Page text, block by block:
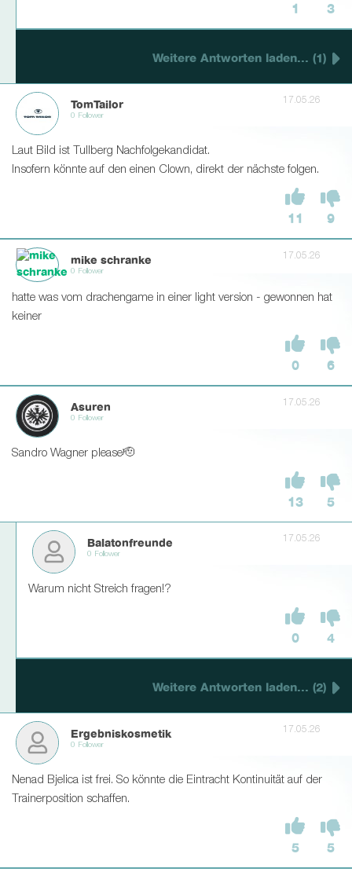
1 3
Weitere Antworten laden... (1)
TomTailor
0 Follower
17.05.26
Laut Bild ist Tullberg Nachfolgekandidat.
Insofern könnte auf den einen Clown, direkt der nächste folgen.
11 9
mike schranke
0 Follower
17.05.26
hatte was vom drachengame in einer light version - gewonnen hat
keiner
0 6
Asuren
0 Follower
17.05.26
Sandro Wagner please🫡
13 5
Balatonfreunde
0 Follower
17.05.26
Warum nicht Streich fragen!?
0 4
Weitere Antworten laden... (2)
Ergebniskosmetik
0 Follower
17.05.26
Nenad Bjelica ist frei. So könnte die Eintracht Kontinuität auf der
Trainerposition schaffen.
5 5